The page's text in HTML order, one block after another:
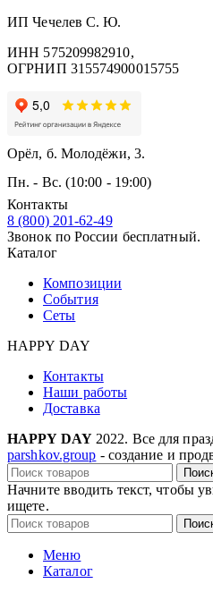
ИП Чечелев С. Ю.
ИНН 575209982910,
ОГРНИП 315574900015755
Орёл, б. Молодёжи, 3.
Пн. - Вс. (10:00 - 19:00)
Контакты
8 (800) 201-62-49
Звонок по России бесплатный.
Каталог
Композиции
События
Сеты
HAPPY DAY
Контакты
Наши работы
Доставка
HAPPY DAY 2022. Все для
parshkov.group - создание и
Начните вводить текст, чтобы
ищете.
Меню
Каталог